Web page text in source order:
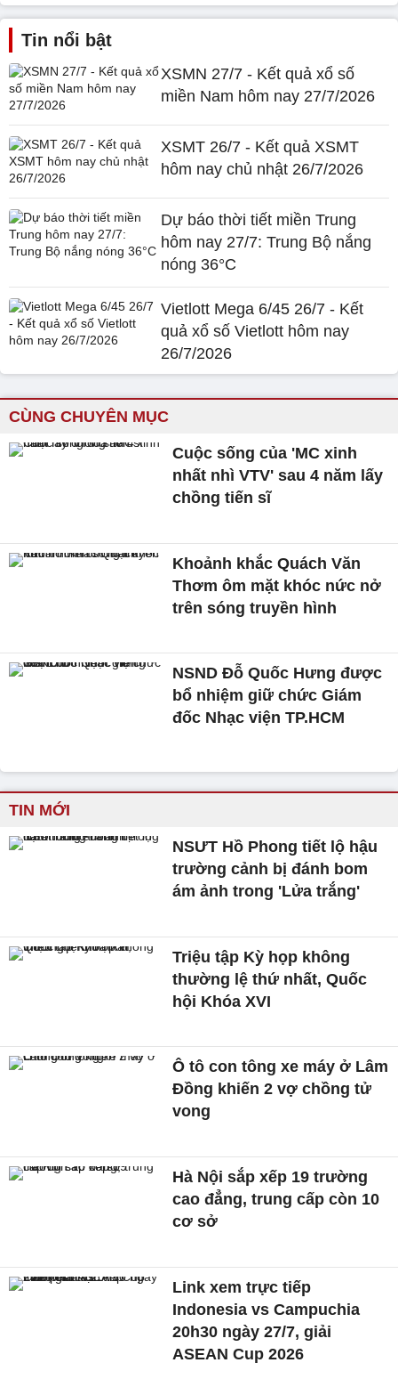
Tin nổi bật
XSMN 27/7 - Kết quả xổ số
miền Nam hôm nay 27/7/2026
XSMT 26/7 - Kết quả XSMT
hôm nay chủ nhật 26/7/2026
Dự báo thời tiết miền Trung
hôm nay 27/7: Trung Bộ nắng
nóng 36°C
Vietlott Mega 6/45 26/7 - Kết
quả xổ số Vietlott hôm nay
26/7/2026
CÙNG CHUYÊN MỤC
Cuộc sống của 'MC xinh
nhất nhì VTV' sau 4 năm lấy
chồng tiến sĩ
Khoảnh khắc Quách Văn
Thơm ôm mặt khóc nức nở
trên sóng truyền hình
NSND Đỗ Quốc Hưng được
bổ nhiệm giữ chức Giám
đốc Nhạc viện TP.HCM
TIN MỚI
NSƯT Hồ Phong tiết lộ hậu
trường cảnh bị đánh bom
ám ảnh trong 'Lửa trắng'
Triệu tập Kỳ họp không
thường lệ thứ nhất, Quốc
hội Khóa XVI
Ô tô con tông xe máy ở Lâm
Đồng khiến 2 vợ chồng tử
vong
Hà Nội sắp xếp 19 trường
cao đẳng, trung cấp còn 10
cơ sở
Link xem trực tiếp
Indonesia vs Campuchia
20h30 ngày 27/7, giải
ASEAN Cup 2026